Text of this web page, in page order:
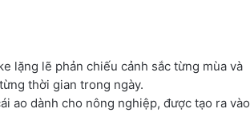
lặng lẽ phản chiếu cảnh sắc từng mùa và
thời gian trong ngày.
ao dành cho nông nghiệp, được tạo ra vào